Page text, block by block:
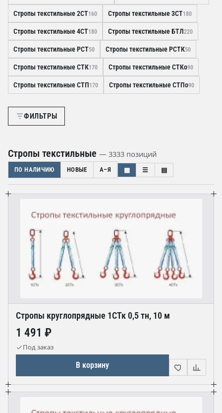
Стропы текстильные 2СТ160 Стропы текстильные 3СТ180
Стропы текстильные 4СТ180 Стропы текстильные БТЛ220
Стропы текстильные РСТ50 Стропы текстильные РСТК50
Стропы текстильные СТК170 Стропы текстильные СТКо90
Стропы текстильные СТП170 Стропы текстильные СТПо90
ФИЛЬТРЫ
Стропы текстильные — 3333 позиций
ПО НАЛИЧИЮ НОВЫЕ А–Я ▦ ☰ ▤
Стропы круглопрядные 1СТк 0,5 тн, 10 м
1 491 ₽
Под заказ
В корзину